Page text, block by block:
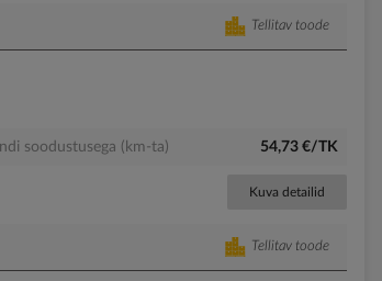
Tellitav toode
soodustusega (km-ta) 54,73 €/TK
Kuva detailid
Tellitav toode